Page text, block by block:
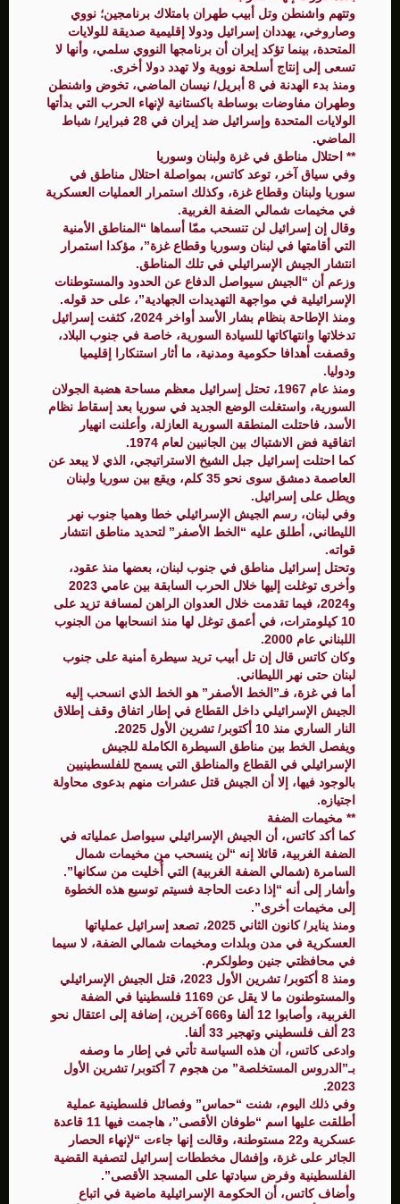
وتتهم واشنطن وتل أبيب طهران بامتلاك برنامجين؛ نووي
وصاروخي، يهددان إسرائيل ودولا إقليمية صديقة للولايات
المتحدة، بينما تؤكد إيران أن برنامجها النووي سلمي، وأنها لا
تسعى إلى إنتاج أسلحة نووية ولا تهدد دولا أخرى.
ومنذ بدء الهدنة في 8 أبريل/ نيسان الماضي، تخوض واشنطن
وطهران مفاوضات بوساطة باكستانية لإنهاء الحرب التي بدأتها
الولايات المتحدة وإسرائيل ضد إيران في 28 فبراير/ شباط
الماضي.
** احتلال مناطق في غزة ولبنان وسوريا
وفي سياق آخر، توعد كاتس، بمواصلة احتلال مناطق في
سوريا ولبنان وقطاع غزة، وكذلك استمرار العمليات العسكرية
في مخيمات شمالي الضفة الغربية.
وقال إن إسرائيل لن تنسحب ممّا أسماها “المناطق الأمنية
التي أقامتها في لبنان وسوريا وقطاع غزة”، مؤكدا استمرار
انتشار الجيش الإسرائيلي في تلك المناطق.
وزعم أن “الجيش سيواصل الدفاع عن الحدود والمستوطنات
الإسرائيلية في مواجهة التهديدات الجهادية”، على حد قوله.
ومنذ الإطاحة بنظام بشار الأسد أواخر 2024، كثفت إسرائيل
تدخلاتها وانتهاكاتها للسيادة السورية، خاصة في جنوب البلاد،
وقصفت أهدافا حكومية ومدنية، ما أثار استنكارا إقليميا
ودوليا.
ومنذ عام 1967، تحتل إسرائيل معظم مساحة هضبة الجولان
السورية، واستغلت الوضع الجديد في سوريا بعد إسقاط نظام
الأسد، فاحتلت المنطقة السورية العازلة، وأعلنت انهيار
اتفاقية فض الاشتباك بين الجانبين لعام 1974.
كما احتلت إسرائيل جبل الشيخ الاستراتيجي، الذي لا يبعد عن
العاصمة دمشق سوى نحو 35 كلم، ويقع بين سوريا ولبنان
ويطل على إسرائيل.
وفي لبنان، رسم الجيش الإسرائيلي خطا وهميا جنوب نهر
الليطاني، أطلق عليه “الخط الأصفر” لتحديد مناطق انتشار
قواته.
وتحتل إسرائيل مناطق في جنوب لبنان، بعضها منذ عقود،
وأخرى توغلت إليها خلال الحرب السابقة بين عامي 2023
و2024، فيما تقدمت خلال العدوان الراهن لمسافة تزيد على
10 كيلومترات، في أعمق توغل لها منذ انسحابها من الجنوب
اللبناني عام 2000.
وكان كاتس قال إن تل أبيب تريد سيطرة أمنية على جنوب
لبنان حتى نهر الليطاني.
أما في غزة، فـ”الخط الأصفر” هو الخط الذي انسحب إليه
الجيش الإسرائيلي داخل القطاع في إطار اتفاق وقف إطلاق
النار الساري منذ 10 أكتوبر/ تشرين الأول 2025.
ويفصل الخط بين مناطق السيطرة الكاملة للجيش
الإسرائيلي في القطاع والمناطق التي يسمح للفلسطينيين
بالوجود فيها، إلا أن الجيش قتل عشرات منهم بدعوى محاولة
اجتيازه.
** مخيمات الضفة
كما أكد كاتس، أن الجيش الإسرائيلي سيواصل عملياته في
الضفة الغربية، قائلا إنه “لن ينسحب من مخيمات شمال
السامرة (شمالي الضفة الغربية) التي أُخليت من سكانها”.
وأشار إلى أنه “إذا دعت الحاجة فسيتم توسيع هذه الخطوة
إلى مخيمات أخرى”.
ومنذ يناير/ كانون الثاني 2025، تصعد إسرائيل عملياتها
العسكرية في مدن وبلدات ومخيمات شمالي الضفة، لا سيما
في محافظتي جنين وطولكرم.
ومنذ 8 أكتوبر/ تشرين الأول 2023، قتل الجيش الإسرائيلي
والمستوطنون ما لا يقل عن 1169 فلسطينيا في الضفة
الغربية، وأصابوا 12 ألفا و666 آخرين، إضافة إلى اعتقال نحو
23 ألف فلسطيني وتهجير 33 ألفا.
وادعى كاتس، أن هذه السياسة تأتي في إطار ما وصفه
بـ”الدروس المستخلصة” من هجوم 7 أكتوبر/ تشرين الأول
2023.
وفي ذلك اليوم، شنت “حماس” وفصائل فلسطينية عملية
أطلقت عليها اسم “طوفان الأقصى”، هاجمت فيها 11 قاعدة
عسكرية و22 مستوطنة، وقالت إنها جاءت “لإنهاء الحصار
الجائر على غزة، وإفشال مخططات إسرائيل لتصفية القضية
الفلسطينية وفرض سيادتها على المسجد الأقصى”.
وأضاف كاتس، أن الحكومة الإسرائيلية ماضية في اتباع